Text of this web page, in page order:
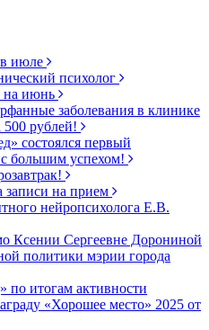
июле
психолог
на июнь
заболевания в клинике
500 рублей!
состоялся первый
большим успехом!
записи на прием
нейропсихолога Е.В.
Ксении Сергеевне Дорониной
политики мэрии города
итогам активности
«Хорошее место» 2025 от